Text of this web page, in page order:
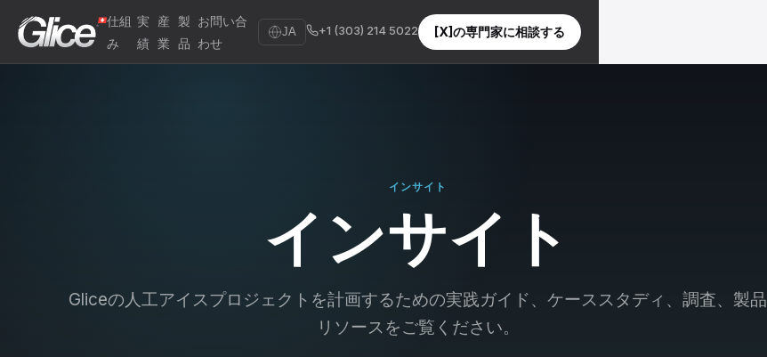
仕組
み
実
績
産
業
製
品
お問い合
わせ
JA +1 (303) 214 5022 [X]の専門家に相談する
インサイト
インサイト
Gliceの人工アイスプロジェクトを計画するための実践ガイド、ケーススタディ、調査、製品
リソースをご覧ください。